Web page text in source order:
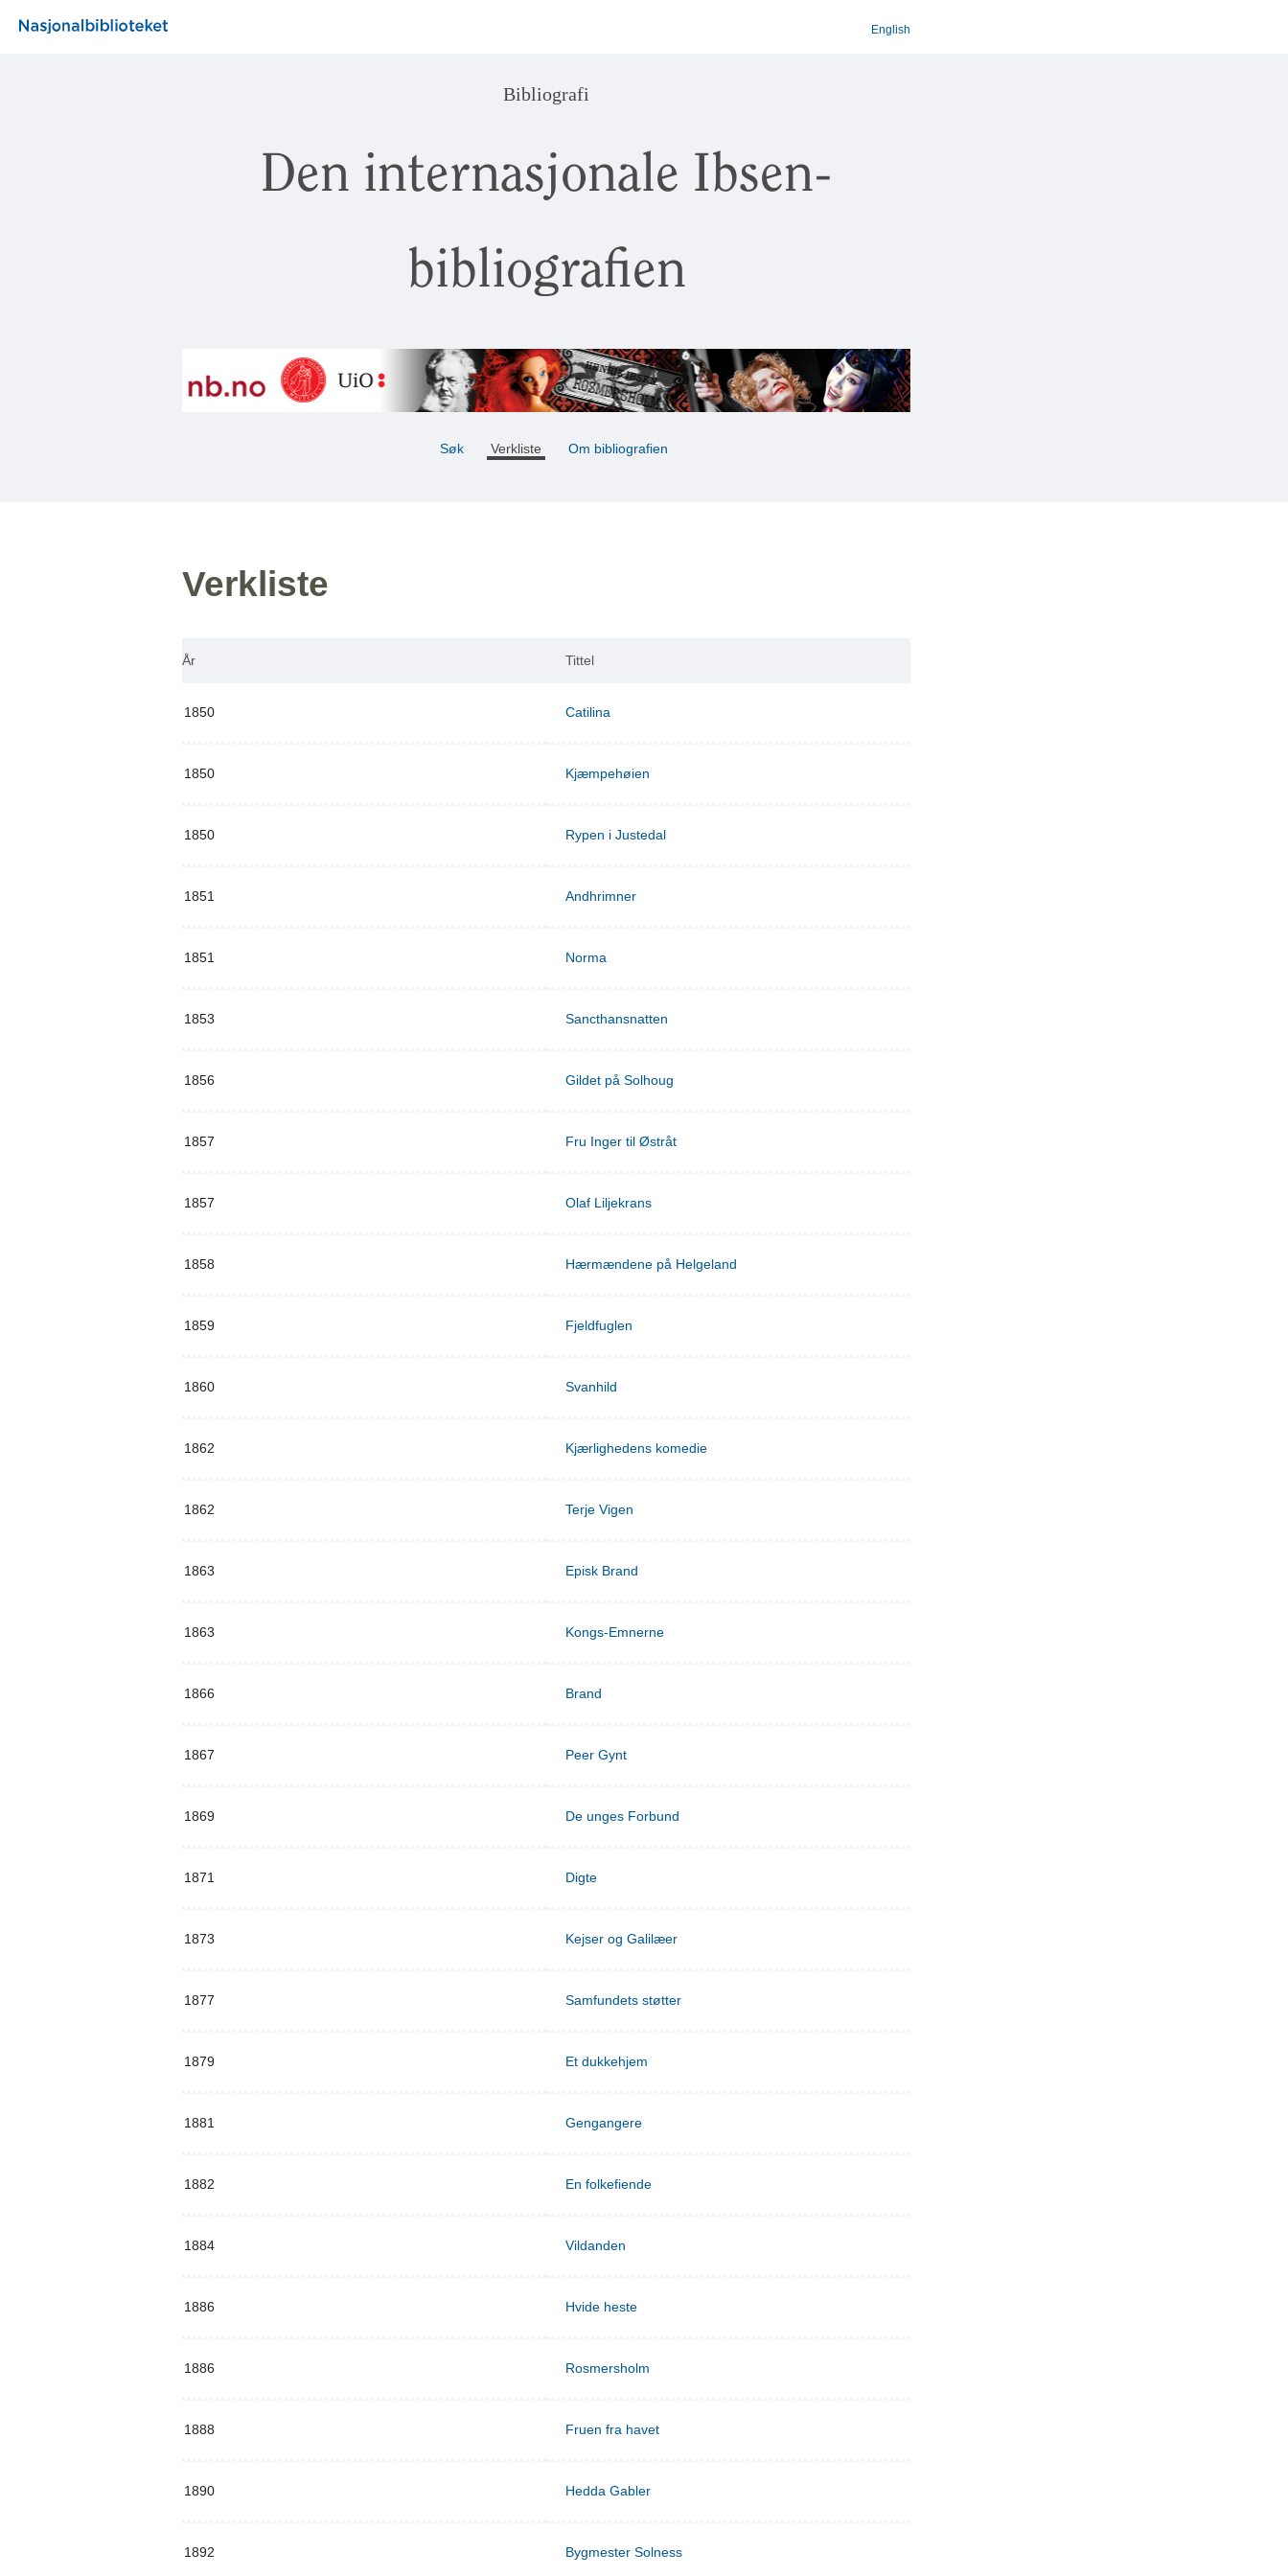
English
Bibliografi
Den internasjonale Ibsen-
bibliografien
Søk Verkliste Om bibliografien
Verkliste
År Tittel
1850 Catilina
1850 Kjæmpehøien
1850 Rypen i Justedal
1851 Andhrimner
1851 Norma
1853 Sancthansnatten
1856 Gildet på Solhoug
1857 Fru Inger til Østråt
1857 Olaf Liljekrans
1858 Hærmændene på Helgeland
1859 Fjeldfuglen
1860 Svanhild
1862 Kjærlighedens komedie
1862 Terje Vigen
1863 Episk Brand
1863 Kongs-Emnerne
1866 Brand
1867 Peer Gynt
1869 De unges Forbund
1871 Digte
1873 Kejser og Galilæer
1877 Samfundets støtter
1879 Et dukkehjem
1881 Gengangere
1882 En folkefiende
1884 Vildanden
1886 Hvide heste
1886 Rosmersholm
1888 Fruen fra havet
1890 Hedda Gabler
1892 Bygmester Solness